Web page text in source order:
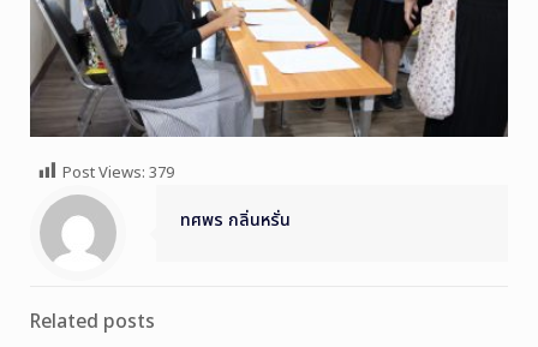
Post Views: 379
ทศพร กลิ่นหรั่น
Related posts